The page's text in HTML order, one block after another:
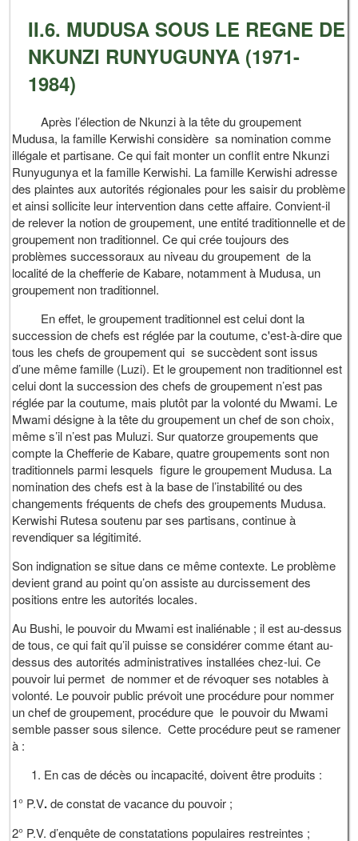
II.6. MUDUSA SOUS LE REGNE DE
NKUNZI RUNYUGUNYA (1971-
1984)
Après l’élection de Nkunzi à la tête du groupement
Mudusa, la famille Kerwishi considère sa nomination comme
illégale et partisane. Ce qui fait monter un conflit entre Nkunzi
Runyugunya et la famille Kerwishi. La famille Kerwishi adresse
des plaintes aux autorités régionales pour les saisir du problème
et ainsi sollicite leur intervention dans cette affaire. Convient-il
de relever la notion de groupement, une entité traditionnelle et de
groupement non traditionnel. Ce qui crée toujours des
problèmes successoraux au niveau du groupement de la
localité de la chefferie de Kabare, notamment à Mudusa, un
groupement non traditionnel.
En effet, le groupement traditionnel est celui dont la
succession de chefs est réglée par la coutume, c'est-à-dire que
tous les chefs de groupement qui se succèdent sont issus
d’une même famille (Luzi). Et le groupement non traditionnel est
celui dont la succession des chefs de groupement n’est pas
réglée par la coutume, mais plutôt par la volonté du Mwami. Le
Mwami désigne à la tête du groupement un chef de son choix,
même s’il n’est pas Muluzi. Sur quatorze groupements que
compte la Chefferie de Kabare, quatre groupements sont non
traditionnels parmi lesquels figure le groupement Mudusa. La
nomination des chefs est à la base de l’instabilité ou des
changements fréquents de chefs des groupements Mudusa.
Kerwishi Rutesa soutenu par ses partisans, continue à
revendiquer sa légitimité.
Son indignation se situe dans ce même contexte. Le problème
devient grand au point qu’on assiste au durcissement des
positions entre les autorités locales.
Au Bushi, le pouvoir du Mwami est inaliénable ; il est au-dessus
de tous, ce qui fait qu’il puisse se considérer comme étant au-
dessus des autorités administratives installées chez-lui. Ce
pouvoir lui permet de nommer et de révoquer ses notables à
volonté. Le pouvoir public prévoit une procédure pour nommer
un chef de groupement, procédure que le pouvoir du Mwami
semble passer sous silence. Cette procédure peut se ramener
à :
En cas de décès ou incapacité, doivent être produits :
1° P.V.de constat de vacance du pouvoir ;
2° P.V. d’enquête de constatations populaires restreintes ;